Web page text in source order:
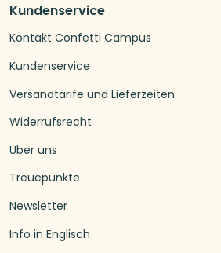
Kundenservice
Kontakt Confetti Campus
Kundenservice
Versandtarife und Lieferzeiten
Widerrufsrecht
Über uns
Treuepunkte
Newsletter
Info in Englisch